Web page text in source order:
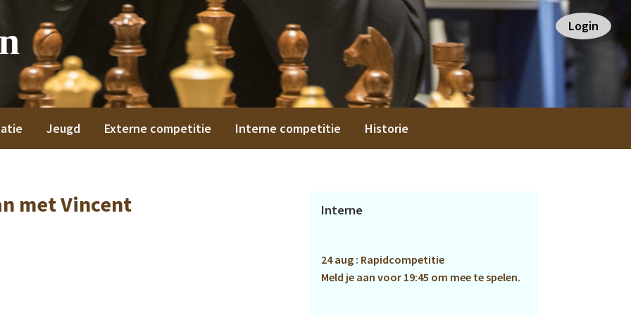
Login
Jeugd Externe competitie Interne competitie Historie
met Vincent
Primaire
Interne
24 aug : Rapidcompetitie
Meld je aan voor 19:45 om mee te spelen.